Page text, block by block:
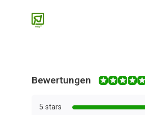
Bewertungen
5 stars